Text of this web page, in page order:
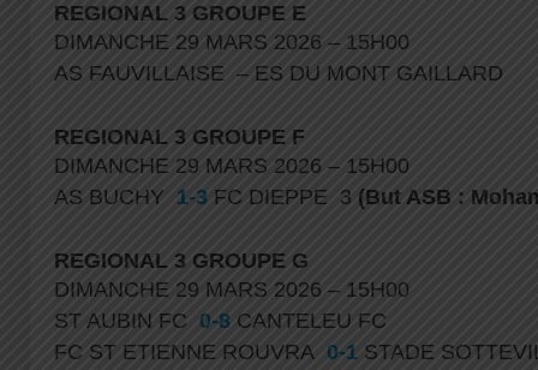
REGIONAL 3 GROUPE E
DIMANCHE 29 MARS 2026 – 15H00
AS FAUVILLAISE – ES DU MONT GAILLARD
REGIONAL 3 GROUPE F
DIMANCHE 29 MARS 2026 – 15H00
AS BUCHY 1-3 FC DIEPPE 3 (But ASB :
REGIONAL 3 GROUPE G
DIMANCHE 29 MARS 2026 – 15H00
ST AUBIN FC 0-8 CANTELEU FC
FC ST ETIENNE ROUVRA 0-1 STADE